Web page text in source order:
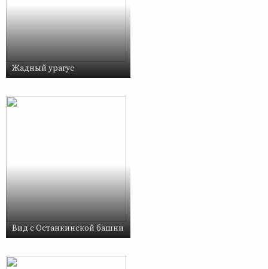
Жадный урагус
Вид с Останкинской башни